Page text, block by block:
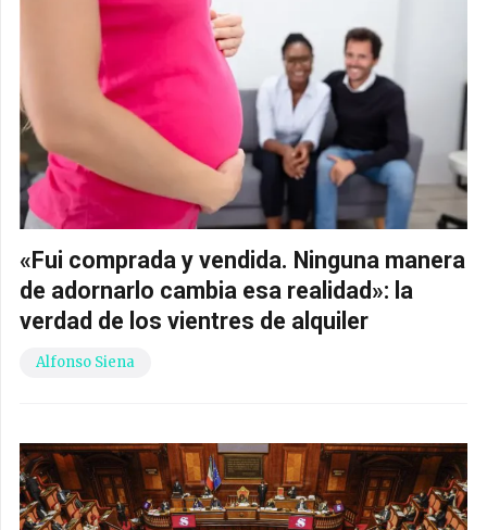
«Fui comprada y vendida. Ninguna manera
de adornarlo cambia esa realidad»: la
verdad de los vientres de alquiler
Alfonso Siena